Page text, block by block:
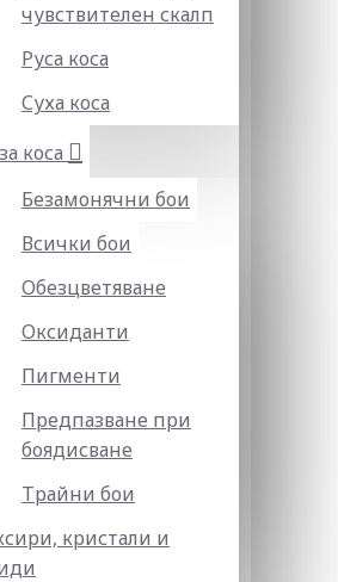
чувствителен скалп
Руса коса
Суха коса
коса
Безамонячни бои
Всички бои
Обезцветяване
Оксиданти
Пигменти
Предпазване при
боядисване
Трайни бои
кристали и